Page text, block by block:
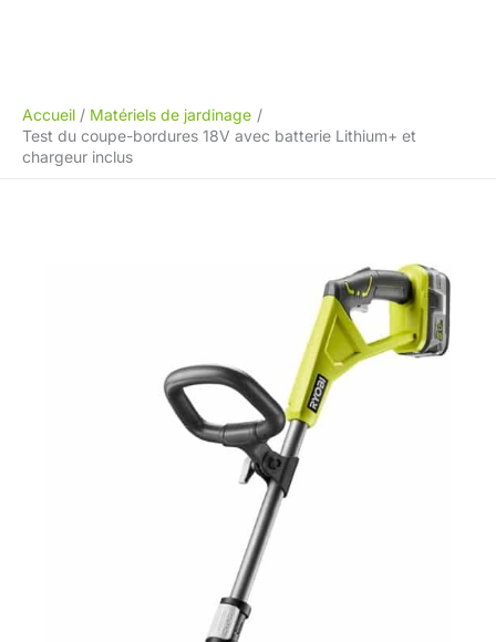
Accueil
Matériels de jardinage
Test du coupe-bordures 18V avec batterie Lithium+ et
chargeur inclus